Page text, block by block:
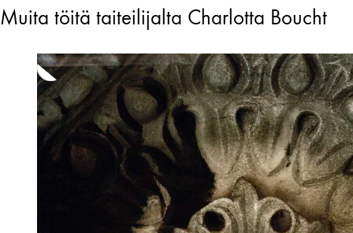
Muita töitä taiteilijalta Charlotta Boucht